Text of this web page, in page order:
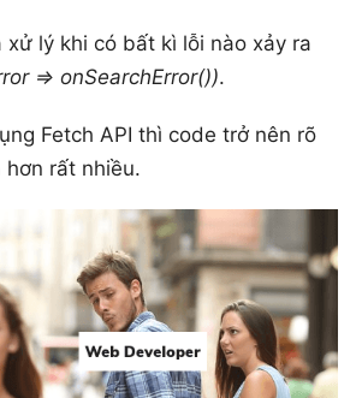
xử lý khi có bất kì lỗi nào xảy ra
=> onSearchError()).
Fetch API thì code trở nên rõ
hơn rất nhiều.